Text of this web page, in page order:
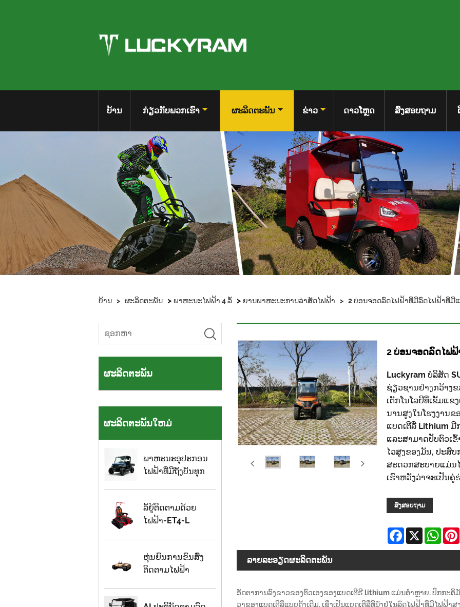
ບ້ານ ກ່ຽວ​ກັບ​ພວກ​ເຮົາ ຜະລິດຕະພັນ ຂ່າວ ດາວໂຫຼດ ສົ່ງສອບຖາມ
ບ້ານ > ຜະລິດຕະພັນ > ພາຫະນະໄຟຟ້າ 4 ລໍ້ > ຍານພາຫະນະການລ່າສັດໄຟຟ້າ > 2 ບ່ອນຈອດລົດໄຟຟ້າທີ່ມີລົດໄຟຟ້າທີ່ມີ
ຜະລິດຕະພັນ
ຜະລິດຕະພັນໃຫມ່
ພາ​ຫະ​ນະ​ອຸ​ປະ​ກອນ​
ໄຟ​ຟ້າ​ທີ່​ມີ​ຖັງ​ບັນ​ທຸກ​
ລໍ້ຍູ້ຕິດຕາມດ້ວຍ
ໄຟຟ້າ-ET4-L
ຫຸ່ນຍົນການຂົນສົ່ງ
ຕິດຕາມໄຟຟ້າ
2 ບ່ອນຈອດລົດໄຟ
Luckyram ບໍລິສັດ
ຊ່ຽວຊານຢ່າງກວ້າງ
ເຕັກໂນໂລຢີທີ່ເຂັ້ມແ
ນານສູງໃນໂຮງງານຂ
ແບດເຕີລີ່ Lithium
ແລະສາມາດປັບຕົວເ
ໄວສູງຂອງມັນ, ປະສົ
ສະດວກສະບາຍແມ່ນ
ເຮົາຫວັງວ່າຈະເປັນຄູ່
ສົ່ງສອບຖາມ
Facebook
X
ລາຍ​ລະ​ອຽດ​ຜະ​ລິດ​ຕະ​ພັນ
ອັດຕາການລົງຂາວຂອງຕົວເອງຂອງແບດເຕີຣີ lithium ແມ່ນຕໍ່າຫຼາຍ. ປົກກະຕິ
ວາຂອງແບດເຕີລີ່ແບບດັ້ງເດີມ, ເຊິ່ງເປັນແບດເຕີລີ່ທີ່ນັ່ງຢູ່ໃນລົດໄຟຟ້າທີ່ມີໄຟຟ້າ